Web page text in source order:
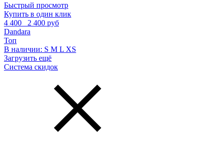
Быстрый просмотр
Купить в один клик
4 400
2 400 руб
Dandara
Топ
В наличии: S M L XS
Загрузить ещё
Система скидок